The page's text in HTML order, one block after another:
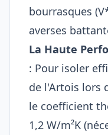
bourrasques
averses
La Haute
: Pour isoler
de l'Artois lors
le coefficient
1,2 W/m²K